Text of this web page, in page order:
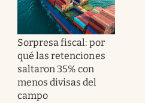
Sorpresa fiscal: por
qué las retenciones
saltaron 35% con
menos divisas del
campo